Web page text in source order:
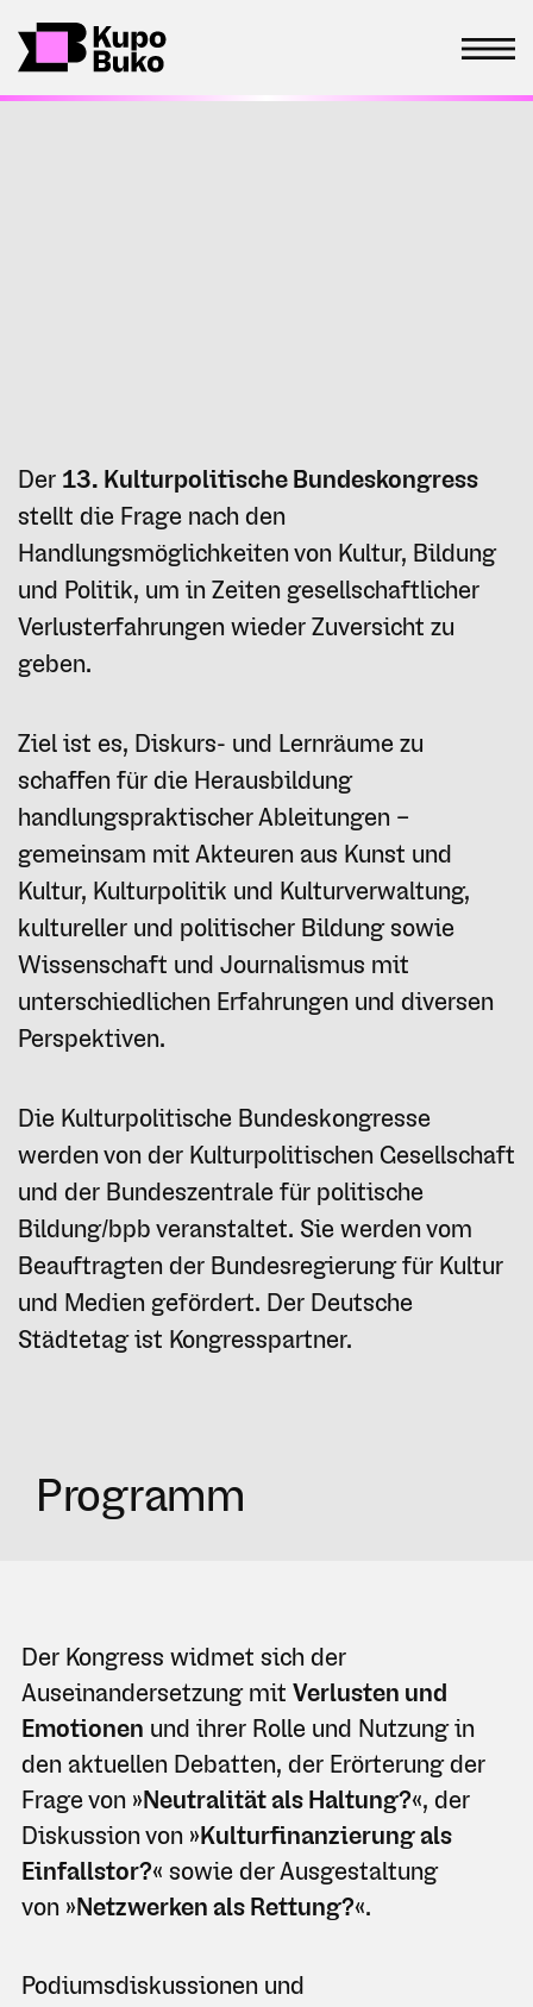
Der 13. Kulturpolitische Bundeskongress
stellt die Frage nach den
Handlungsmöglichkeiten von Kultur, Bildung
und Politik, um in Zeiten gesellschaftlicher
Verlusterfahrungen wieder Zuversicht zu
geben.
Ziel ist es, Diskurs- und Lernräume zu
schaffen für die Herausbildung
handlungspraktischer Ableitungen –
gemeinsam mit Akteuren aus Kunst und
Kultur, Kulturpolitik und Kulturverwaltung,
kultureller und politischer Bildung sowie
Wissenschaft und Journalismus mit
unterschiedlichen Erfahrungen und diversen
Perspektiven.
Die Kulturpolitische Bundeskongresse
werden von der Kulturpolitischen Gesellschaft
und der Bundeszentrale für politische
Bildung/bpb veranstaltet. Sie werden vom
Beauftragten der Bundesregierung für Kultur
und Medien gefördert. Der Deutsche
Städtetag ist Kongresspartner.
Programm
Der Kongress widmet sich der
Auseinandersetzung mit Verlusten und
Emotionen und ihrer Rolle und Nutzung in
den aktuellen Debatten, der Erörterung der
Frage von »Neutralität als Haltung?«, der
Diskussion von »Kulturfinanzierung als
Einfallstor?« sowie der Ausgestaltung
von »Netzwerken als Rettung?«.
Podiumsdiskussionen und